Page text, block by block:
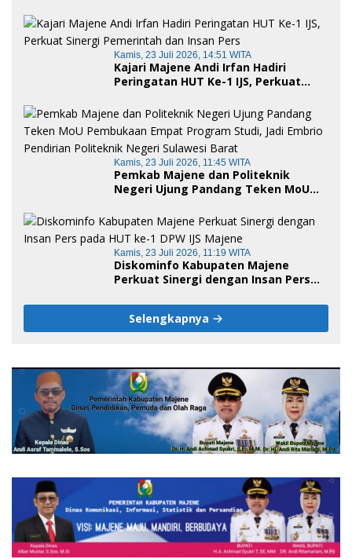
Kamis, 23 Juli 2026, 14:51 WITA
Kajari Majene Andi Irfan Hadiri
Peringatan HUT Ke-1 IJS, Perkuat
Kamis, 23 Juli 2026, 11:45 WITA
Pemkab Majene dan Politeknik
Negeri Ujung Pandang Teken MoU
Jadi Embrio Pendirian Politeknik
Negeri Sulawesi Barat
Kamis, 23 Juli 2026, 11:19 WITA
Diskominfo Kabupaten Majene
Perkuat Sinergi dengan Insan Pers
Selengkapnya